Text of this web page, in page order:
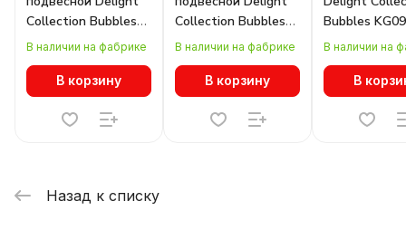
Collection Bubbles
ST-0801-5+1
В наличии на фабрике
В корзину
Collection Bubbles
ST-0801-14
В наличии на фабрике
В корзину
Bubbles
gold
В наличии на
В
Назад к списку